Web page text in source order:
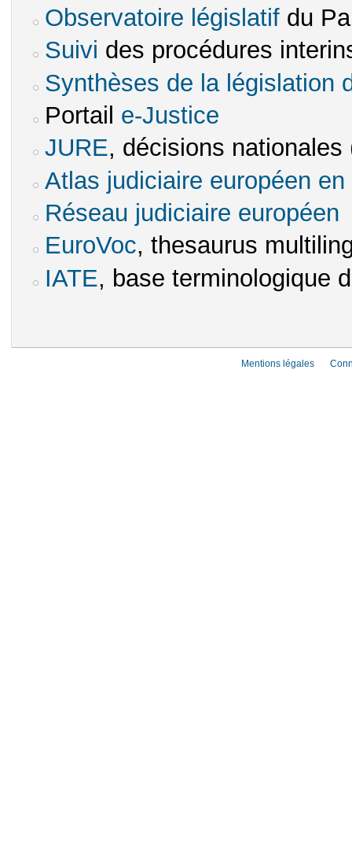
Observatoire législatif(le lien est
du
Suivi
(le lien est externe)
des procédures
Synthèses de la législation
Portail e-Justice
JURE (le lien est externe)
, décisions
Atlas judiciaire européen
Réseau judiciaire européen
EuroVoc (le lien est externe)
, thesaurus
IATE (le lien est externe)
, base terminologique
Mentions légales